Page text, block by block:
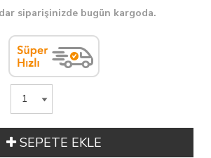
siparişinizde bugün kargoda.
SEPETE EKLE